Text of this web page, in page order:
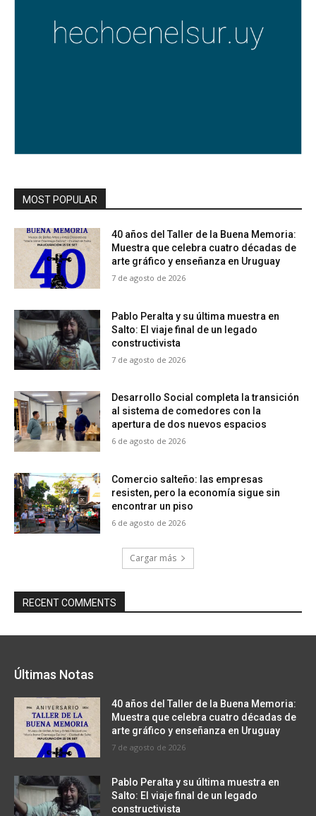
MOST POPULAR
40 años del Taller de la Buena Memoria:
Muestra que celebra cuatro décadas de
arte gráfico y enseñanza en Uruguay
7 de agosto de 2026
Pablo Peralta y su última muestra en
Salto: El viaje final de un legado
constructivista
7 de agosto de 2026
Desarrollo Social completa la transición
al sistema de comedores con la
apertura de dos nuevos espacios
6 de agosto de 2026
Comercio salteño: las empresas
resisten, pero la economía sigue sin
encontrar un piso
6 de agosto de 2026
Cargar más
RECENT COMMENTS
Últimas Notas
40 años del Taller de la Buena Memoria:
Muestra que celebra cuatro décadas de
arte gráfico y enseñanza en Uruguay
7 de agosto de 2026
Pablo Peralta y su última muestra en
Salto: El viaje final de un legado
constructivista